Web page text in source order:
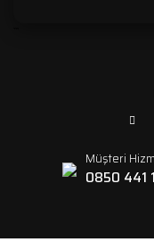
Müşteri
0850 441